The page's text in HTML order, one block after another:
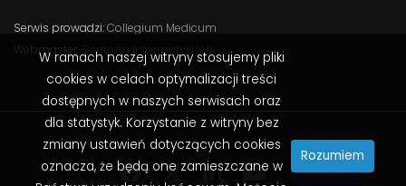
Serwis prowadzi:Collegium Medicum
Webmaster:
Centrum Informatyki UJK
W ramach naszej witryny stosujemy pliki
cookies w celach optymalizacji treści
dostępnych w naszych serwisach oraz
dla statystyk. Korzystanie z witryny bez
zmiany ustawień dotyczących cookies
oznacza, że będą one zamieszczane w
Rozumiem